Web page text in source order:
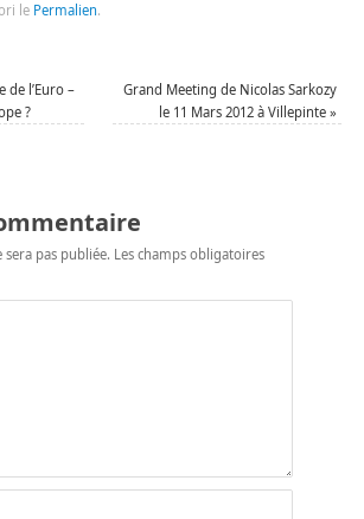
le Permalien.
de l’Euro –
?
Grand Meeting de Nicolas Sarkozy
le 11 Mars 2012 à Villepinte»
pas publiée. Les champs obligatoires